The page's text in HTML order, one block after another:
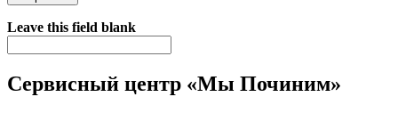
Я спамер
Leave this field blank
Сервисный центр «Мы Починим»